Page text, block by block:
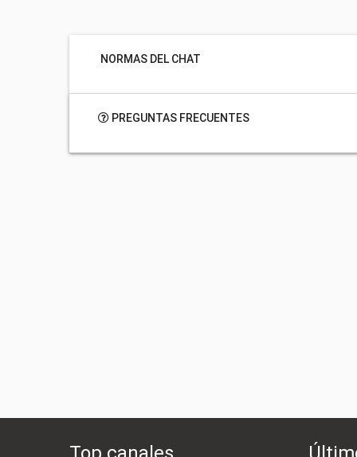
NORMAS DEL CHAT
PREGUNTAS FRECUENTES